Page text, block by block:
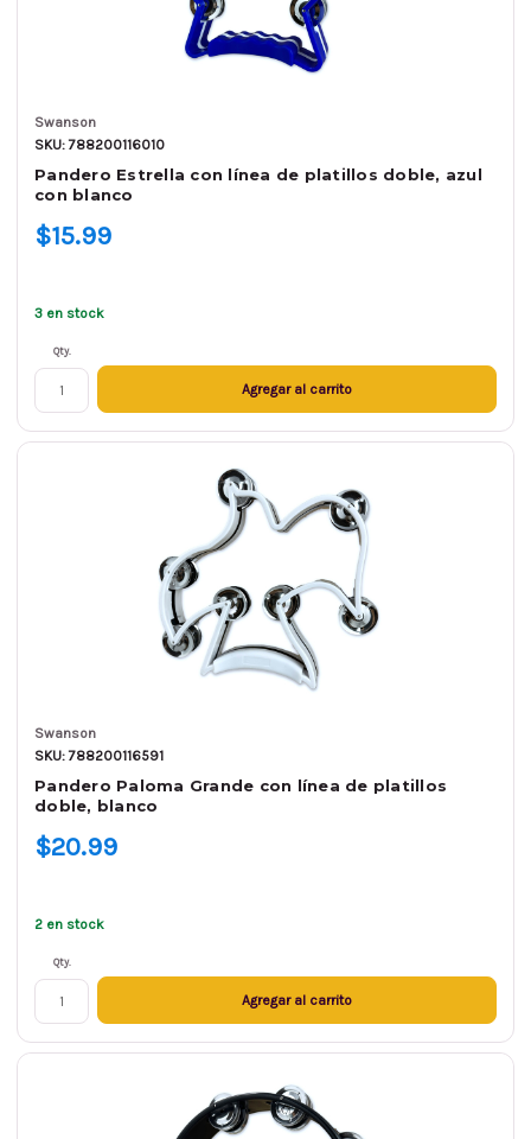
Swanson
SKU: 788200116010
Pandero Estrella con línea de platillos doble, azul
con blanco
$15.99
3 en stock
Qty.
Agregar al carrito
Swanson
SKU: 788200116591
Pandero Paloma Grande con línea de platillos
doble, blanco
$20.99
2 en stock
Qty.
Agregar al carrito